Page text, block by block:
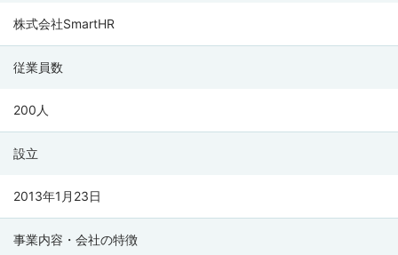
社
SmartHR
株式会社SmartHR
従業員数
200人
設立
2013年1月23日
事業内容・会社の特徴